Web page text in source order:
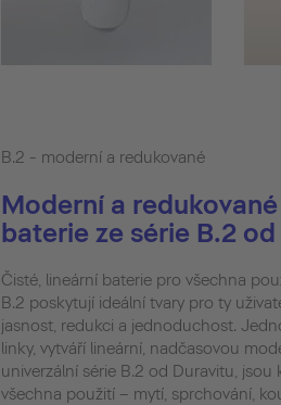
B.2 - moderní a redukované
Moderní a
baterie ze série B.2
Čisté, lineární baterie pro všechna
B.2 poskytují ideální tvary pro ty
jasnost, redukci a jednoduchost.
linky, vytváří lineární, nadčasovou
univerzální série B.2 od Duravitu,
všechna použití – mytí, sprchování,